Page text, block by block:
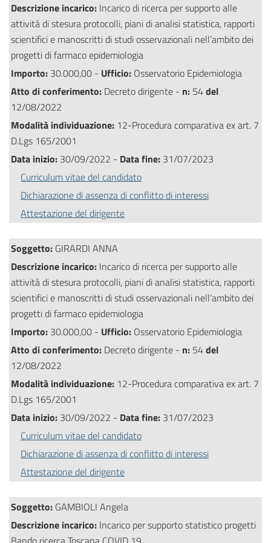
Descrizione incarico: Incarico di ricerca per supporto alle
attività di stesura protocolli, piani di analisi statistica, rapporti
scientifici e manoscritti di studi osservazionali nell’ambito dei
progetti di farmaco epidemiologia
Importo: 30.000,00 - Ufficio: Osservatorio Epidemiologia
Atto di conferimento: Decreto dirigente - n: 54del
12/08/2022
Modalità individuazione: 12-Procedura comparativa ex art. 7
D.Lgs 165/2001
Data inizio: 30/09/2022 - Data fine: 31/07/2023
Curriculum vitae del candidato
Dichiarazione di assenza di conflitto di interessi
Attestazione del dirigente
Soggetto: GIRARDI ANNA
Descrizione incarico: Incarico di ricerca per supporto alle
attività di stesura protocolli, piani di analisi statistica, rapporti
scientifici e manoscritti di studi osservazionali nell’ambito dei
progetti di farmaco epidemiologia
Importo: 30.000,00 - Ufficio: Osservatorio Epidemiologia
Atto di conferimento: Decreto dirigente - n: 54del
12/08/2022
Modalità individuazione: 12-Procedura comparativa ex art. 7
D.Lgs 165/2001
Data inizio: 30/09/2022 - Data fine: 31/07/2023
Curriculum vitae del candidato
Dichiarazione di assenza di conflitto di interessi
Attestazione del dirigente
Soggetto: GAMBIOLI Angela
Descrizione incarico: Incarico per supporto statistico progetti